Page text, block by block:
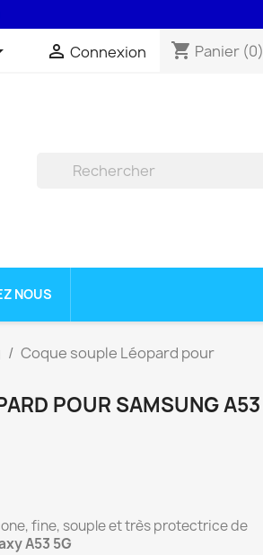
assurée par la Poste .
 Connexion shopping_cart Panier (0)
NOUS
Coque souple Léopard pour
POUR SAMSUNG A53
fine, souple et très protectrice de
A53 5G